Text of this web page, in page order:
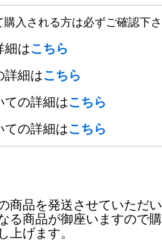
入される方は必ずご確認下さ
細はこちら
詳細はこちら
ての詳細はこちら
ての詳細はこちら
品を発送させていただい
る商品が御座いますので
上げます。